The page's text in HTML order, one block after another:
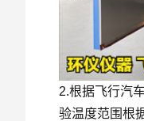
2.根据飞行汽
验温度范围根